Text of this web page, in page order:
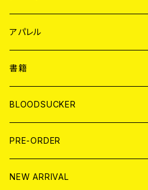
WORLD
JAPAN
７EP
LP
WORLD
7EP
LP
アパレル
JAPAN
T-shirt
HOOD
WORLD
T-shirt
HOOD
書籍
MAGAZINE
BOLLOCKS
EL ZINE
写真集 (PHOTOBOOK)
BLOODSUCKER
CD
アナログ
PRE-ORDER
NEW ARRIVAL